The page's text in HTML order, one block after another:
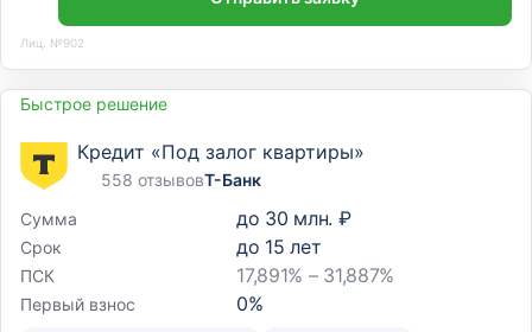
Лиц. №902
Быстрое решение
Кредит «Под залог квартиры»
558 отзывовТ-Банк
Сумма
до 30 млн. ₽
Срок до 15 лет
ПСК 17,891% – 31,887%
Первый взнос 0%